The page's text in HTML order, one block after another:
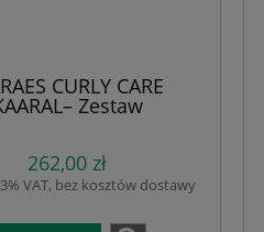
CURLY CARE
Zestaw
500 ml) |
regeneracja i
Ryżowa, Złoto
262,00 zł
VAT, bez kosztów dostawy